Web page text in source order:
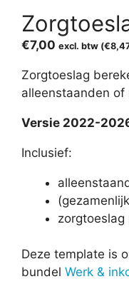
€7,00 excl. btw (€
Zorgtoeslag
alleenstaanden
Versie 2022-
Inclusief:
zorgtoeslag
Deze template is
bundel Werk &